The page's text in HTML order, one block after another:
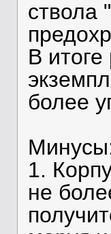
ствола
В
более
1.
не